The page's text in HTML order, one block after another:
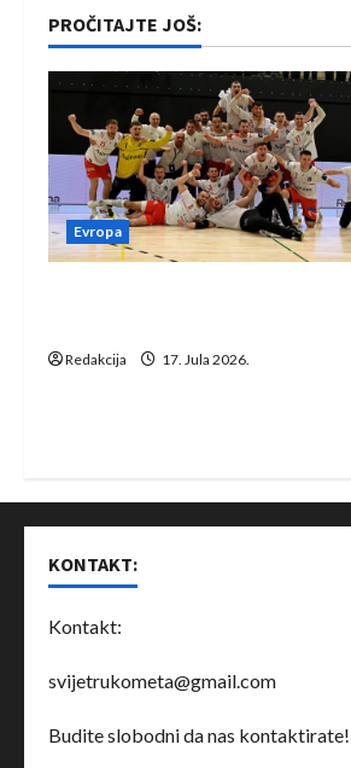
g
a
t
i
o
PROČITAJTE JOŠ:
Evropa
Redakcija 17. Jula 2026.
KONTAKT:
Kontakt:
svijetrukometa@gmail.com
Budite slobodni da nas